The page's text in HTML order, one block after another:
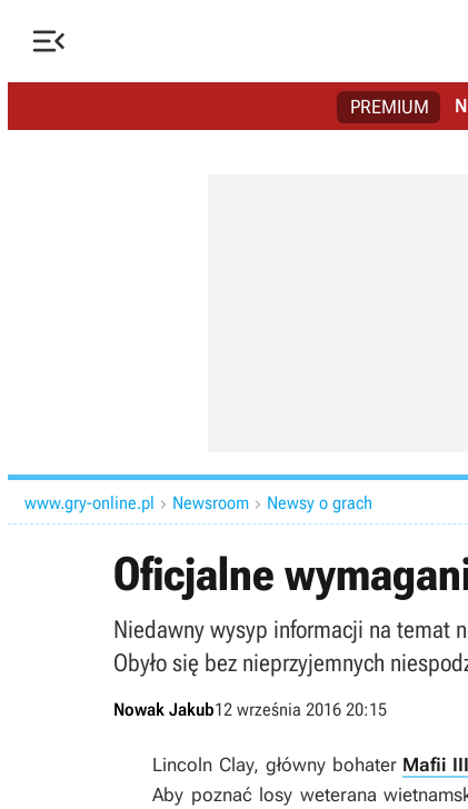

PREMIUM
www.gry-online.pl  Newsroom  Newsy o grach
Oficjalne
Niedawny wysyp informacji na temat
Obyło się bez nieprzyjemnych
Nowak Jakub12 września 2016 20:15
Lincoln Clay, główny bohater Mafii III
Aby poznać losy weterana